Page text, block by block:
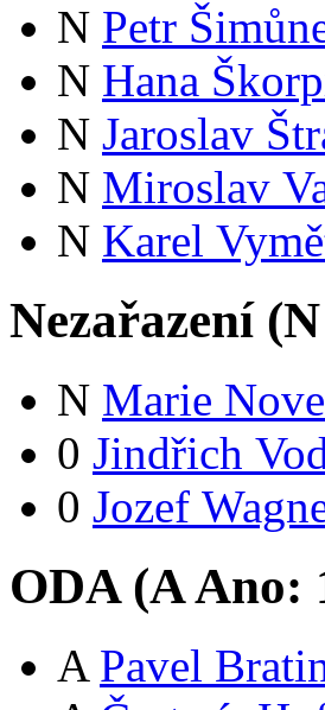
N Petr
N Hana
N Jaroslav
N Miroslav
N Karel
Nezařazení (N
N Marie
0 Jindřich
0 Jozef
ODA (AAno:
A Pavel